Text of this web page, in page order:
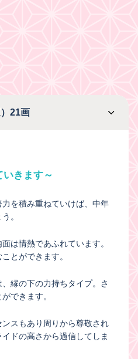
21画
いきます～
を積み重ねていけば、中年
。
は情熱であふれています。
とができます。
縁の下の力持ちタイプ。さ
できます。
スもあり周りから尊敬され
ドの高さから過信してしま